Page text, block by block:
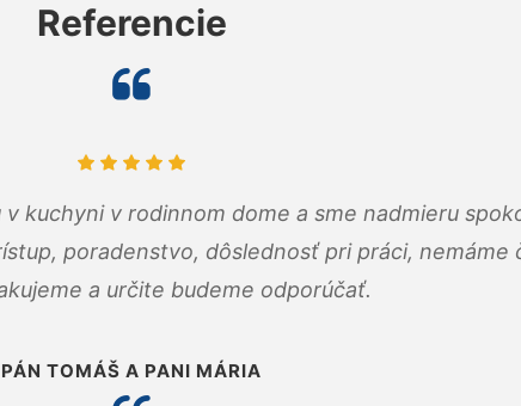
Referencie
v kuchyni v rodinnom dome a sme nadmieru
poradenstvo, dôslednosť pri práci, nemáme
a určite budeme odporúčať.
PÁN TOMÁŠ A PANI MÁRIA